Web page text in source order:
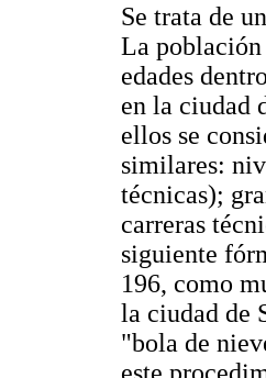
Se trata de
La población
edades
en la ciudad
ellos se
similares:
técnicas);
carreras
siguiente
196, como
la ciudad de
"bola de
este